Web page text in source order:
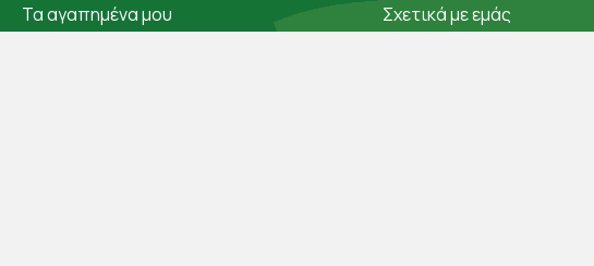
Τα αγαπημένα μου
Σχετικά με εμάς